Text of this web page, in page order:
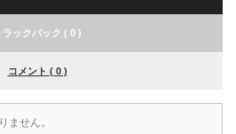
ラックバック ( 0 )
コメント ( 0 )
ません。